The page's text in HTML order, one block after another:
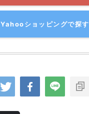
Yahooショッピングで探す